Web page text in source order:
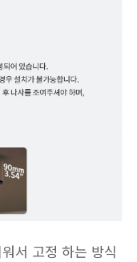
서 고정 하는 방식